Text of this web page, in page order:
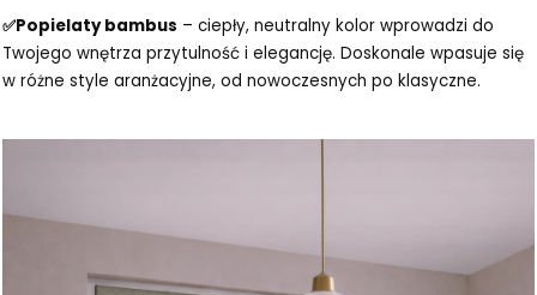
✅Popielaty bambus – ciepły, neutralny kolor wprowadzi do
Twojego wnętrza przytulność i elegancję. Doskonale wpasuje się
w różne style aranżacyjne, od nowoczesnych po klasyczne.